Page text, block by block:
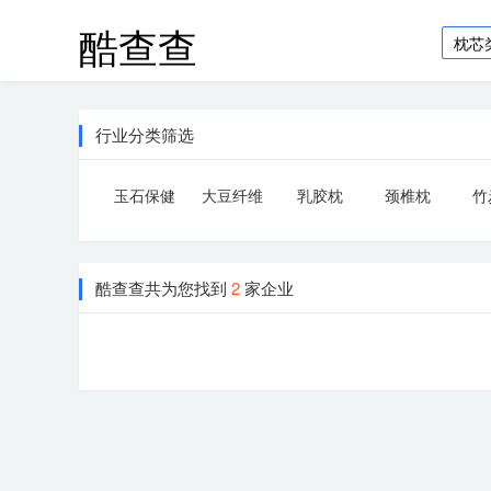
酷查查
行业分类筛选
玉石保健
大豆纤维
乳胶枕 颈椎枕
酷查查共为您找到 2家企业